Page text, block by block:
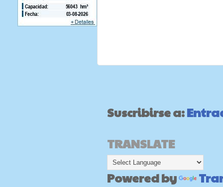
Suscribirse a:
TRANSLATE
Powered by